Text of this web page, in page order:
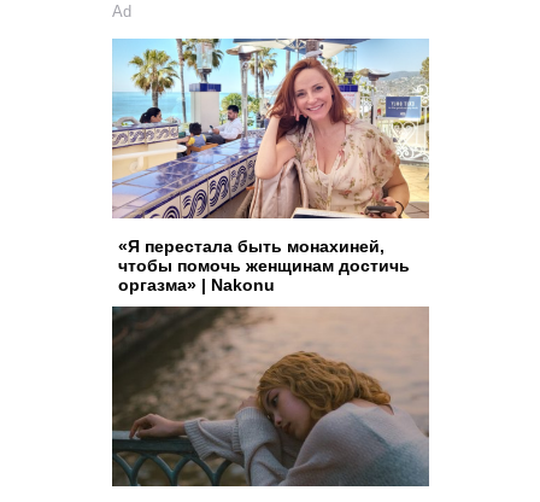
Ad
«Я перестала быть монахиней,
чтобы помочь женщинам достичь
оргазма» | Nakonu